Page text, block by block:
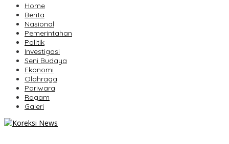
Home
Berita
Nasional
Pemerintahan
Politik
Investigasi
Seni Budaya
Ekonomi
Olahraga
Pariwara
Ragam
Galeri